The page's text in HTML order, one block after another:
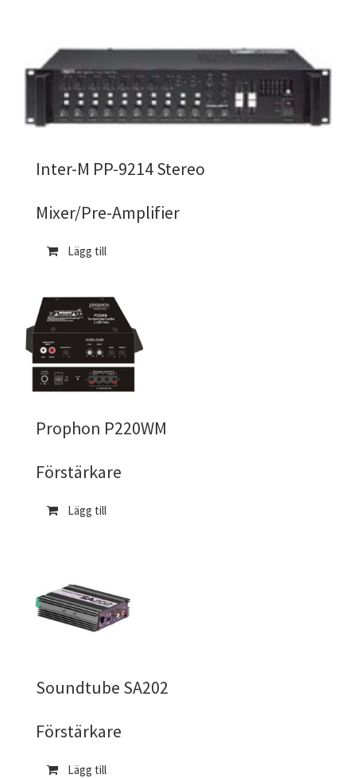
Inter-M PP-9214 Stereo
Mixer/Pre-Amplifier
Lägg till
Prophon P220WM
Förstärkare
Lägg till
Soundtube SA202
Förstärkare
Lägg till